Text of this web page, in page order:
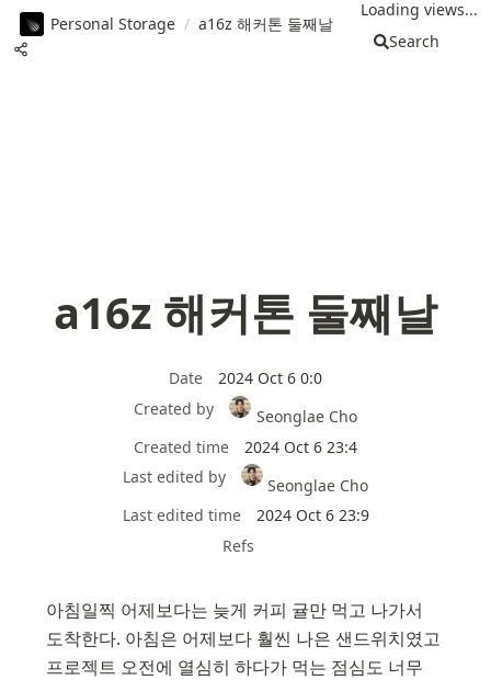
Personal Storage / a16z 해커톤 둘째날
Loading views...
Search
a16z 해커톤 둘째날
Date
2024 Oct 6 0:0
Created by
Seonglae Cho
Created time
2024 Oct 6 23:4
Last edited by
Seonglae Cho
Last edited time
2024 Oct 6 23:9
Refs
아침일찍 어제보다는 늦게 커피 귤만 먹고 나가서
도착한다. 아침은 어제보다 훨씬 나은 샌드위치였고
프로젝트 오전에 열심히 하다가 먹는 점심도 너무